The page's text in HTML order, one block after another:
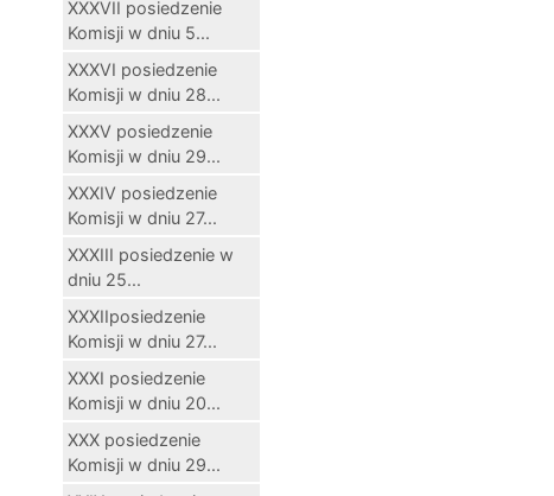
XXXVII posiedzenie
Komisji w dniu 5...
XXXVI posiedzenie
Komisji w dniu 28...
XXXV posiedzenie
Komisji w dniu 29...
XXXIV posiedzenie
Komisji w dniu 27...
XXXIII posiedzenie w
dniu 25...
XXXIIposiedzenie
Komisji w dniu 27...
XXXI posiedzenie
Komisji w dniu 20...
XXX posiedzenie
Komisji w dniu 29...